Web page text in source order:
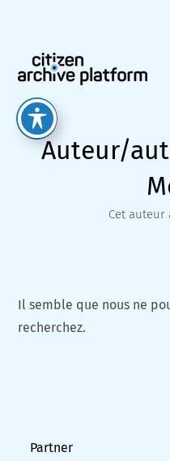
Auteur/
Cet auteur
Il semble que nous ne
recherchez.
Partner